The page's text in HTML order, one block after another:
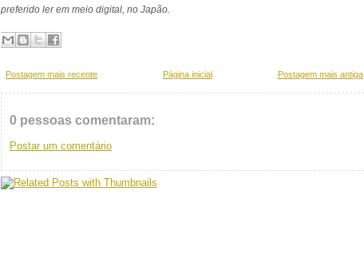
preferido ler em meio digital, no Japão.
Postagem mais recente Postagem mais antiga
Página inicial
0 pessoas comentaram:
Postar um comentário